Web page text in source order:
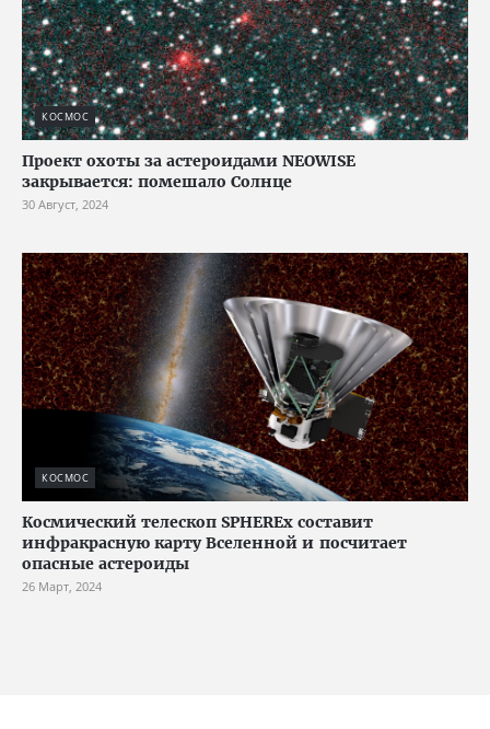
КОСМОС
Проект охоты за астероидами NEOWISE
закрывается: помешало Солнце
30 Август, 2024
КОСМОС
Космический телескоп SPHEREx составит
инфракрасную карту Вселенной и посчитает
опасные астероиды
26 Март, 2024